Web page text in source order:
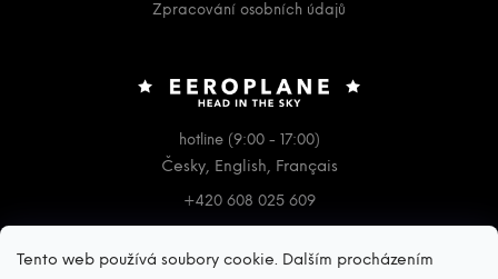
Tento web používá soubory cookie. Dalším procházením
hotline (9:00 - 17:00)
Česky, English, Français
+420 608 025 609
Zpracování osobních údajů